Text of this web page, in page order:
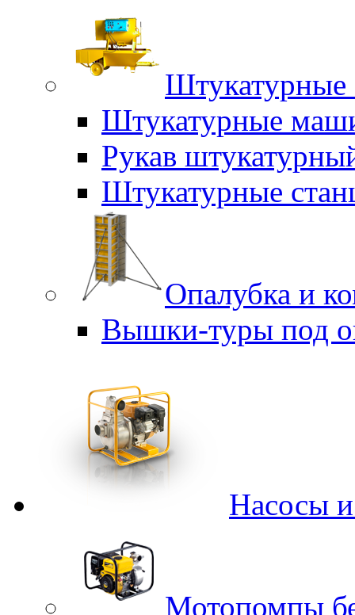
Штукатурные
Штукатурные
Рукав
Штукатурные
Опалубка и
Вышки-туры под
Насосы
Мотопомпы